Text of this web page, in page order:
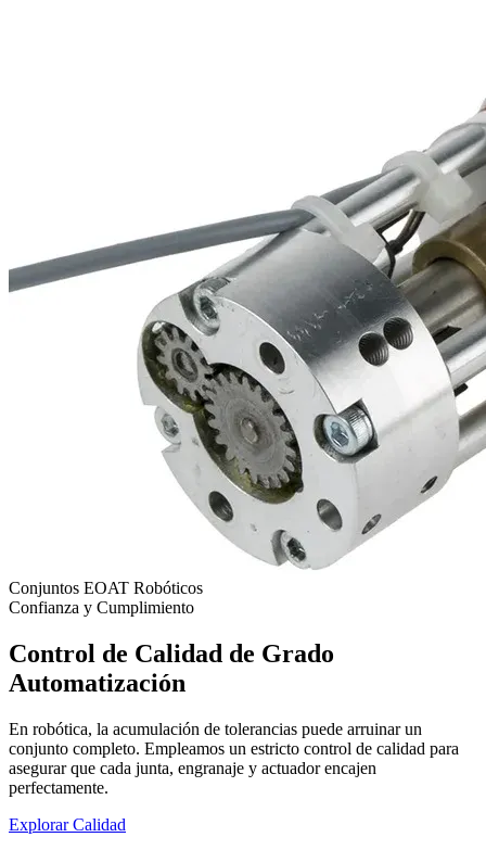
Conjuntos EOAT Robóticos
Confianza y Cumplimiento
Control de Calidad de Grado
Automatización
En robótica, la acumulación de tolerancias puede arruinar un
conjunto completo. Empleamos un estricto control de calidad para
asegurar que cada junta, engranaje y actuador encajen
perfectamente.
Explorar Calidad